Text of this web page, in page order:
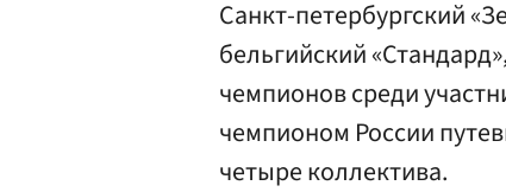
Санкт-петербургский
бельгийский
чемпионов среди
чемпионом России
четыре коллектива.